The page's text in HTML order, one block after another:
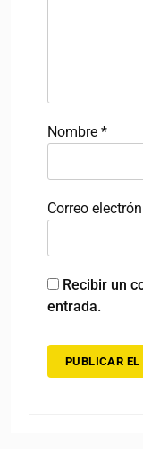
Nombre *
Correo
Recibir un
entrada.